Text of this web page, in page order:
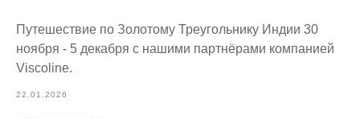
Путешествие по Золотому Треугольнику Индии 30
ноября - 5 декабря с нашими партнёрами компанией
Viscoline.
22.01.2026